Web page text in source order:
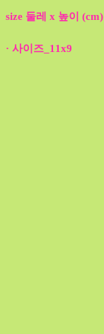
size 둘레 x 높이 (cm)
· 사이즈_11x9